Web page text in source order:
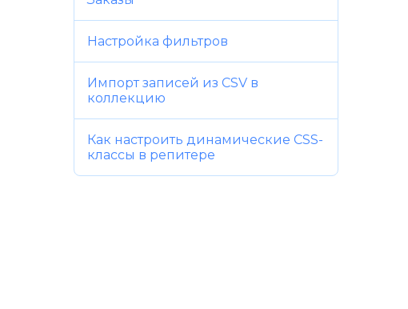
Настройка фильтров
Импорт записей из CSV в
коллекцию
Как настроить динамические CSS-
классы в репитере